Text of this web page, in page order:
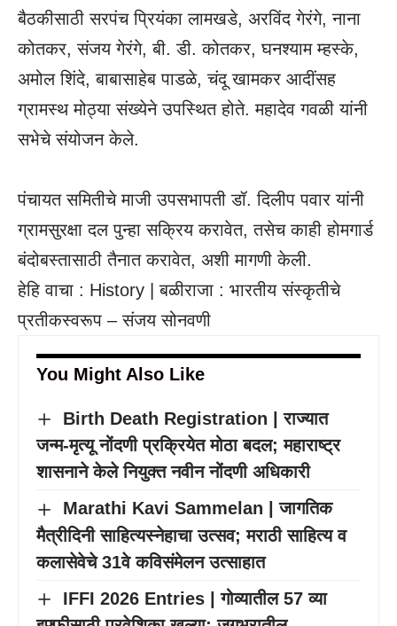
बैठकीसाठी सरपंच प्रियंका लामखडे, अरविंद गेरंगे, नाना
कोतकर, संजय गेरंगे, बी. डी. कोतकर, घनश्याम म्हस्के,
अमोल शिंदे, बाबासाहेब पाडळे, चंदू खामकर आदींसह
ग्रामस्थ मोठ्या संख्येने उपस्थित होते. महादेव गवळी यांनी
सभेचे संयोजन केले.
पंचायत समितीचे माजी उपसभापती डॉ. दिलीप पवार यांनी
ग्रामसुरक्षा दल पुन्हा सक्रिय करावेत, तसेच काही होमगार्ड
बंदोबस्तासाठी तैनात करावेत, अशी मागणी केली.
हेहि वाचा : History | बळीराजा : भारतीय संस्कृतीचे
प्रतीकस्वरूप – संजय सोनवणी
You Might Also Like
Birth Death Registration | राज्यात
जन्म-मृत्यू नोंदणी प्रक्रियेत मोठा बदल; महाराष्ट्र
शासनाने केले नियुक्त नवीन नोंदणी अधिकारी
Marathi Kavi Sammelan | जागतिक
मैत्रीदिनी साहित्यस्नेहाचा उत्सव; मराठी साहित्य व
कलासेवेचे 31वे कविसंमेलन उत्साहात
IFFI 2026 Entries | गोव्यातील 57 व्या